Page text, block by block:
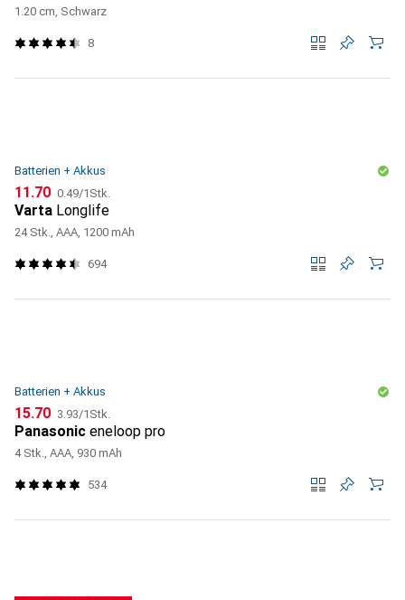
1.20 cm, Schwarz
8
Batterien + Akkus
CHF
11.70 CHF
0.49/1Stk.
Varta Longlife
24 Stk., AAA, 1200 mAh
694
Batterien + Akkus
CHF
15.70 CHF
3.93/1Stk.
Panasonic eneloop pro
4 Stk., AAA, 930 mAh
534